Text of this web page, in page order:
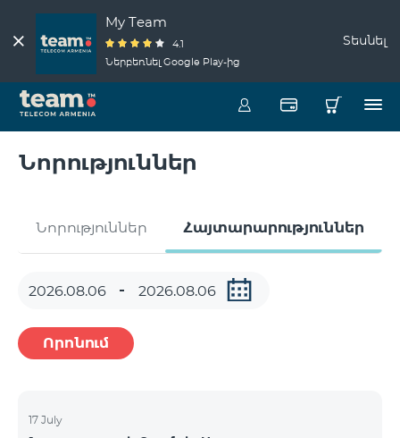
My Team
4.1
Ներբեռնել Google Play-ից
Տեսնել
Նորություններ
Նորություններ Հայտարարություններ
Որոնում
17 July